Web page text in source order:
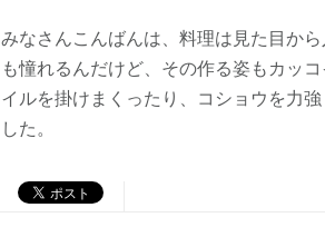
みなさんこんばんは、料理は見た目か
も憧れるんだけど、その作る姿もカッ
イルを掛けまくったり、コショウを力
した。